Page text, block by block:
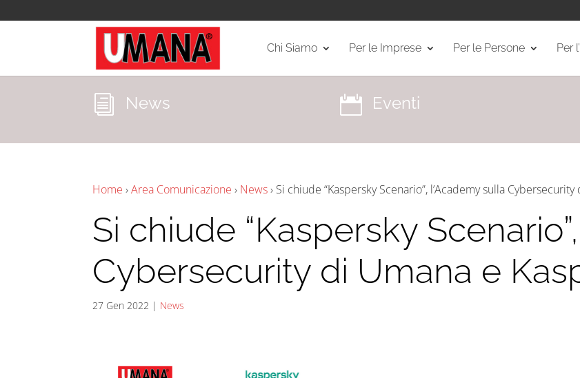
Chi Siamo Per le Imprese Per le Persone Per
i News  Eventi
Home ›Area Comunicazione › News› Si chiude “Kaspersky Scenario”, l’Academy sulla
Si chiude “Kaspersky
Cybersecurity di Umana e
27 Gen 2022 | News